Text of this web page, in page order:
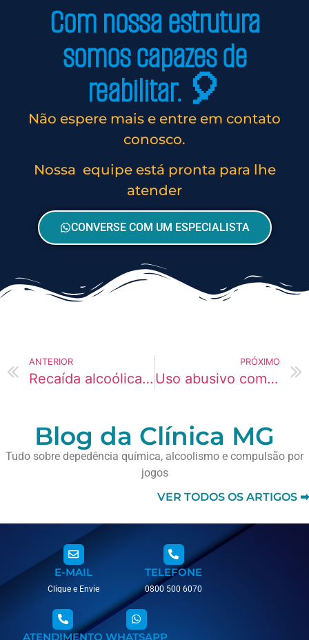
Com nossa estrutura
somos capazes de
reabilitar. 🎈
Não espere mais e entre em contato
conosco.
Nossa equipe está pronta para lhe
atender
CONVERSE COM UM ESPECIALISTA
ANTERIOR
Recaída alcoólica e sentimento de culpa
PRÓXIMO
Uso abusivo como fase anterior ao vício
Blog da Clínica MG
Tudo sobre depedência química, alcoolismo e compulsão por
jogos
VER TODOS OS ARTIGOS ➡
E-MAIL
Clique e Envie
TELEFONE
0800 500 6070
ATENDIMENTO WHATSAPP